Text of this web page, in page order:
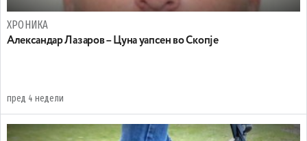
ХРОНИКА
Александар Лазаров – Цуна уапсен во Скопје
пред 4 недели